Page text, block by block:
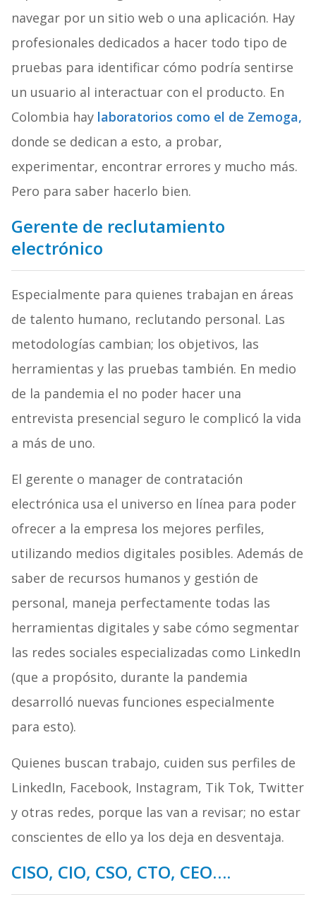
navegar por un sitio web o una aplicación. Hay
profesionales dedicados a hacer todo tipo de
pruebas para identificar cómo podría sentirse
un usuario al interactuar con el producto. En
Colombia hay laboratorios como el de Zemoga,
donde se dedican a esto, a probar,
experimentar, encontrar errores y mucho más.
Pero para saber hacerlo bien.
Gerente de reclutamiento
electrónico
Especialmente para quienes trabajan en áreas
de talento humano, reclutando personal. Las
metodologías cambian; los objetivos, las
herramientas y las pruebas también. En medio
de la pandemia el no poder hacer una
entrevista presencial seguro le complicó la vida
a más de uno.
El gerente o manager de contratación
electrónica usa el universo en línea para poder
ofrecer a la empresa los mejores perfiles,
utilizando medios digitales posibles. Además de
saber de recursos humanos y gestión de
personal, maneja perfectamente todas las
herramientas digitales y sabe cómo segmentar
las redes sociales especializadas como LinkedIn
(que a propósito, durante la pandemia
desarrolló nuevas funciones especialmente
para esto).
Quienes buscan trabajo, cuiden sus perfiles de
LinkedIn, Facebook, Instagram, Tik Tok, Twitter
y otras redes, porque las van a revisar; no estar
conscientes de ello ya los deja en desventaja.
CISO, CIO, CSO, CTO, CEO….